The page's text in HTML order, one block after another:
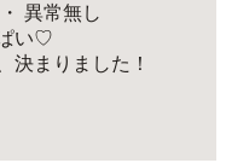
異常無し
い♡
決まりました！